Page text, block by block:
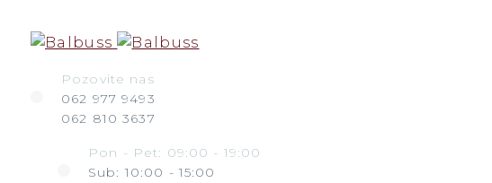
Pozovite nas
062 977 9493
062 810 3637
Pon - Pet: 09:00 - 19:00
Sub: 10:00 - 15:00